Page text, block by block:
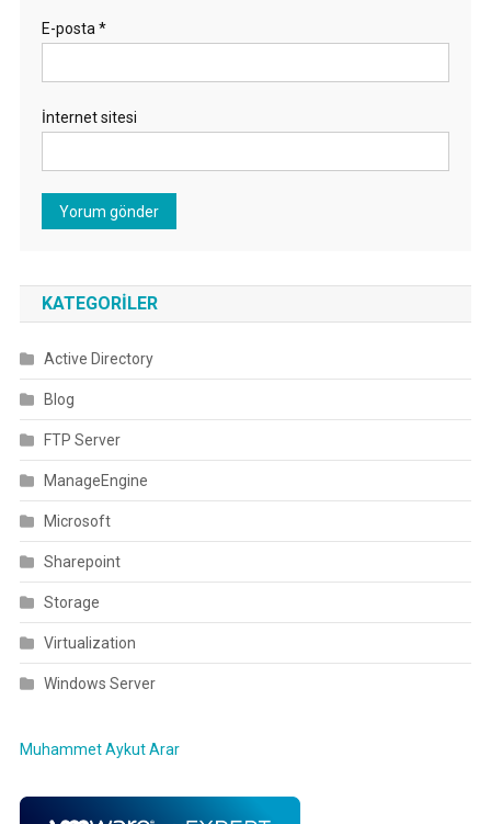
E-posta *
İnternet sitesi
KATEGORILER
Active Directory
Blog
FTP Server
ManageEngine
Microsoft
Sharepoint
Storage
Virtualization
Windows Server
Muhammet Aykut Arar